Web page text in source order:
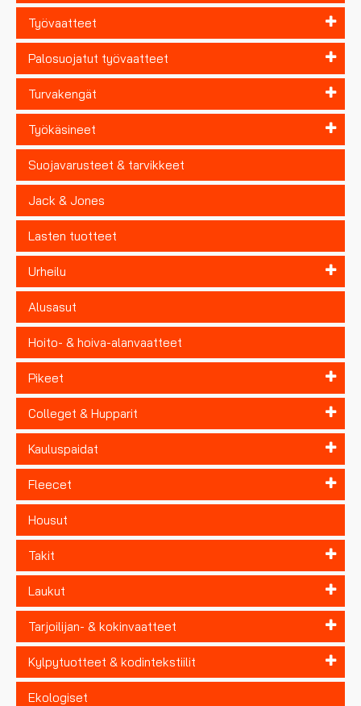
Työvaatteet
Palosuojatut työvaatteet
Turvakengät
Työkäsineet
Suojavarusteet & tarvikkeet
Jack & Jones
Lasten tuotteet
Urheilu
Alusasut
Hoito- & hoiva-alanvaatteet
Pikeet
Colleget & Hupparit
Kauluspaidat
Fleecet
Housut
Takit
Laukut
Tarjoilijan- & kokinvaatteet
Kylpytuotteet & kodintekstiilit
Ekologiset